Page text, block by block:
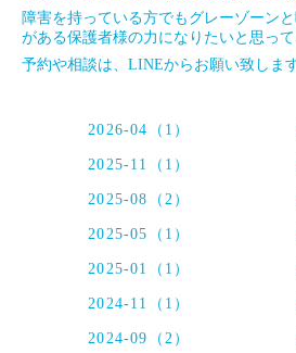
障害を持っている方でもグレーゾーン
がある保護者様の力になりたいと思って
予約や相談は、LINEからお願い致しま
2026-04（1）
2025-11（1）
2025-08（2）
2025-05（1）
2025-01（1）
2024-11（1）
2024-09（2）